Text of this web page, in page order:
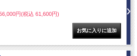
円(税込 61,600円)